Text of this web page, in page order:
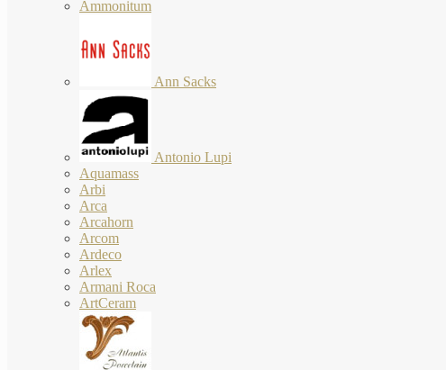
Ammonitum
Ann Sacks
Antonio Lupi
Aquamass
Arbi
Arca
Arcahorn
Arcom
Ardeco
Arlex
Armani Roca
ArtCeram